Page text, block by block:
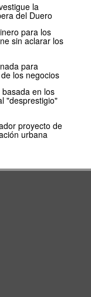
la
del Duero
para los
sin aclarar los
para
los negocios
en los
"desprestigio"
proyecto de
urbana